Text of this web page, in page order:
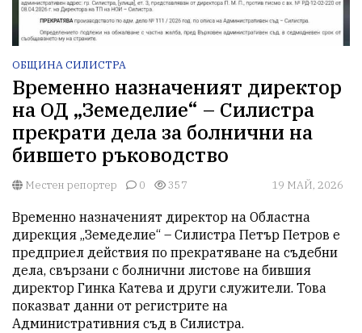
ОБЩИНА СИЛИСТРА
Временно назначеният директор
на ОД „Земеделие“ – Силистра
прекрати дела за болнични на
бившето ръководство
Местен репортер 0 357 19 МАЙ, 2026
Временно назначеният директор на Областна
дирекция „Земеделие“ – Силистра Петър Петров е
предприел действия по прекратяване на съдебни
дела, свързани с болнични листове на бившия
директор Гинка Катева и други служители. Това
показват данни от регистрите на
Административния съд в Силистра.